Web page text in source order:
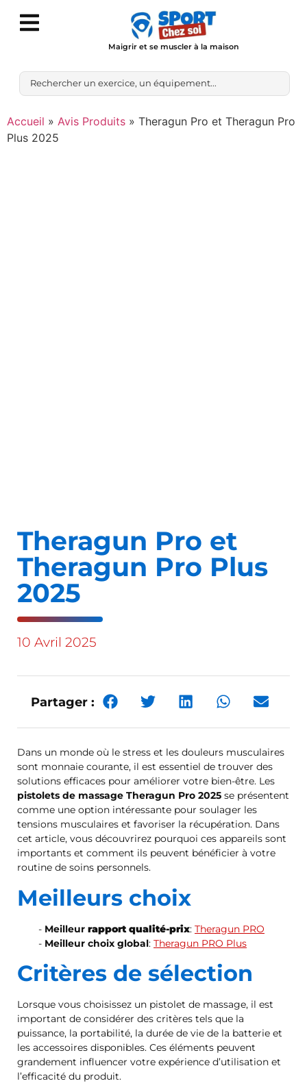
Maigrir et se muscler à la maison
Accueil » Avis Produits » Theragun Pro et Theragun Pro
Plus 2025
Theragun Pro et
Theragun Pro Plus
2025
10 Avril 2025
Partager :
Dans un monde où le stress et les douleurs musculaires
sont monnaie courante, il est essentiel de trouver des
solutions efficaces pour améliorer votre bien-être. Les
pistolets de massage Theragun Pro 2025 se présentent
comme une option intéressante pour soulager les
tensions musculaires et favoriser la récupération. Dans
cet article, vous découvrirez pourquoi ces appareils sont
importants et comment ils peuvent bénéficier à votre
routine de soins personnels.
Meilleurs choix
Meilleur rapport qualité-prix: Theragun PRO
Meilleur choix global: Theragun PRO Plus
Critères de sélection
Lorsque vous choisissez un pistolet de massage, il est
important de considérer des critères tels que la
puissance, la portabilité, la durée de vie de la batterie et
les accessoires disponibles. Ces éléments peuvent
grandement influencer votre expérience d’utilisation et
l’efficacité du produit.